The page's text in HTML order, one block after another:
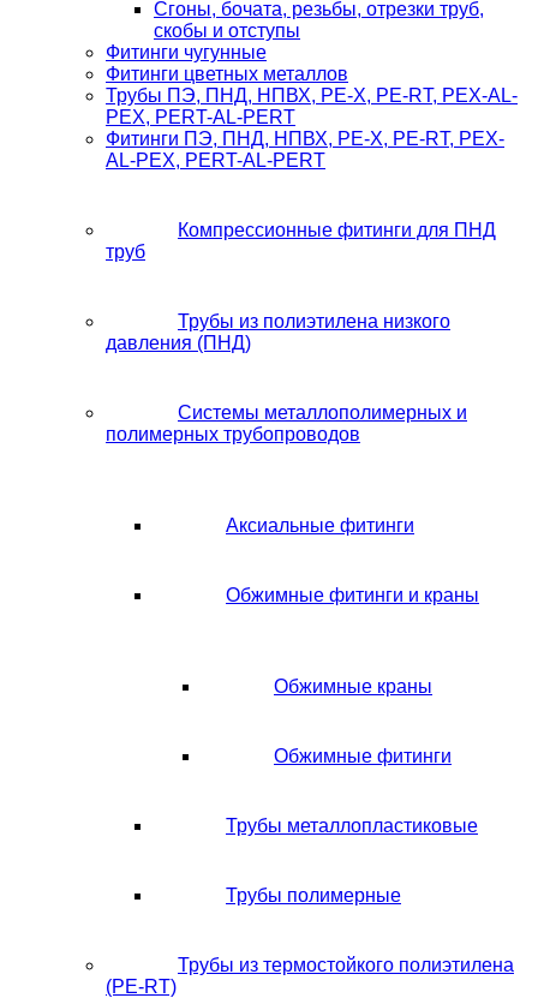
Сгоны, бочата, резьбы, отрезки труб,
скобы и отступы
Фитинги чугунные
Фитинги цветных металлов
Трубы ПЭ, ПНД, НПВХ, PE-X, PE-RT, PEX-AL-
PEX, PERT-AL-PERT
Фитинги ПЭ, ПНД, НПВХ, PE-X, PE-RT, PEX-
AL-PEX, PERT-AL-PERT
Компрессионные фитинги для ПНД
труб
Трубы из полиэтилена низкого
давления (ПНД)
Системы металлополимерных и
полимерных трубопроводов
Аксиальные фитинги
Обжимные фитинги и краны
Обжимные краны
Обжимные фитинги
Трубы металлопластиковые
Трубы полимерные
Трубы из термостойкого полиэтилена
(PE-RT)